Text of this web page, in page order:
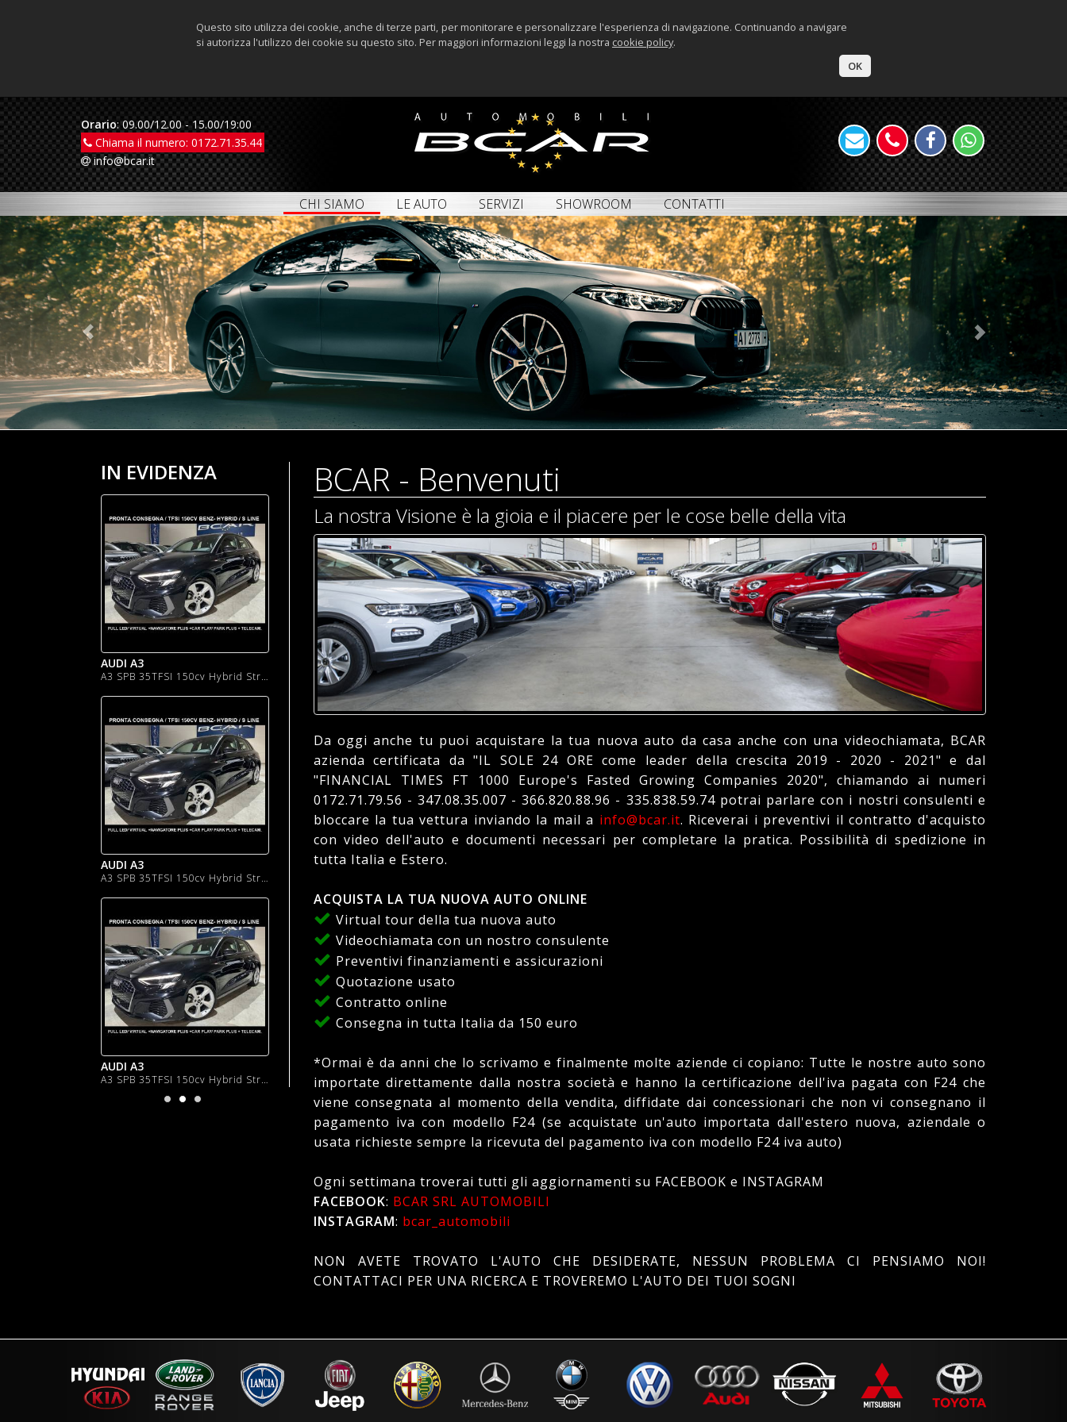
Questo sito utilizza dei cookie, anche di terze parti, per monitorare e personalizzare l'esperienza di navigazione. Continuando a navigare
si autorizza l'utilizzo dei cookie su questo sito. Per maggiori informazioni leggi la nostra cookie policy.
OK
Orario: 09.00/12.00 - 15.00/19:00
Chiama il numero: 0172.71.35.44
info@bcar.it
CHI SIAMO LE AUTO SERVIZI SHOWROOM CONTATTI
Previous Next
BCAR - Benvenuti
La nostra Visione è la gioia e il piacere per le cose belle della vita
Da oggi anche tu puoi acquistare la tua nuova auto da casa anche con una videochiamata, BCAR
azienda certificata da "IL SOLE 24 ORE come leader della crescita 2019 - 2020 - 2021" e dal
"FINANCIAL TIMES FT 1000 Europe's Fasted Growing Companies 2020", chiamando ai numeri
0172.71.79.56 - 347.08.35.007 - 366.820.88.96 - 335.838.59.74 potrai parlare con i nostri consulenti e
bloccare la tua vettura inviando la mail a info@bcar.it. Riceverai i preventivi il contratto d'acquisto
con video dell'auto e documenti necessari per completare la pratica. Possibilità di spedizione in
tutta Italia e Estero.
ACQUISTA LA TUA NUOVA AUTO ONLINE
Virtual tour della tua nuova auto
Videochiamata con un nostro consulente
Preventivi finanziamenti e assicurazioni
Quotazione usato
Contratto online
Consegna in tutta Italia da 150 euro
*Ormai è da anni che lo scrivamo e finalmente molte aziende ci copiano: Tutte le nostre auto sono
importate direttamente dalla nostra società e hanno la certificazione dell'iva pagata con F24 che
viene consegnata al momento della vendita, diffidate dai concessionari che non vi consegnano il
pagamento iva con modello F24 (se acquistate un'auto importata dall'estero nuova, aziendale o
usata richieste sempre la ricevuta del pagamento iva con modello F24 iva auto)
Ogni settimana troverai tutti gli aggiornamenti su FACEBOOK e INSTAGRAM
FACEBOOK: BCAR SRL AUTOMOBILI
INSTAGRAM: bcar_automobili
NON AVETE TROVATO L'AUTO CHE DESIDERATE, NESSUN PROBLEMA CI PENSIAMO NOI!
CONTATTACI PER UNA RICERCA E TROVEREMO L'AUTO DEI TUOI SOGNI
IN EVIDENZA
AUDI A3
A3 SPB 35TFSI 150cv Hybrid Stronic "18 Sline S line
AUDI A3
A3 SPB 35TFSI 150cv Hybrid Stronic S line "18 Sline
AUDI A3
A3 SPB 35TFSI 150cv Hybrid Stronic "18 Sline S line